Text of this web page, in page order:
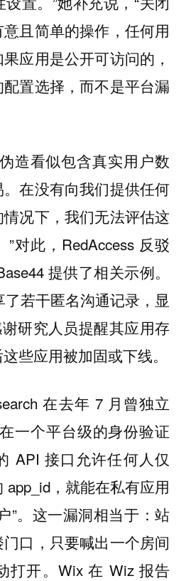
且简单的操作，任何用
应用是公开可访问的，
置选择，而不是平台漏
造看似包含真实用户数
在没有向我们提供任何
况下，我们无法评估这
对此，RedAccess 反驳
提供了相关示例。
了若干匿名沟通记录，显
研究人员提醒其应用存
些应用被加固或下线。
在去年 7 月曾独立
一个平台级的身份验证
API 接口允许任何人仅
，就能在私有应用
”。这一漏洞相当于：站
口，只要喊出一个房间
打开。Wix 在 Wiz 报告